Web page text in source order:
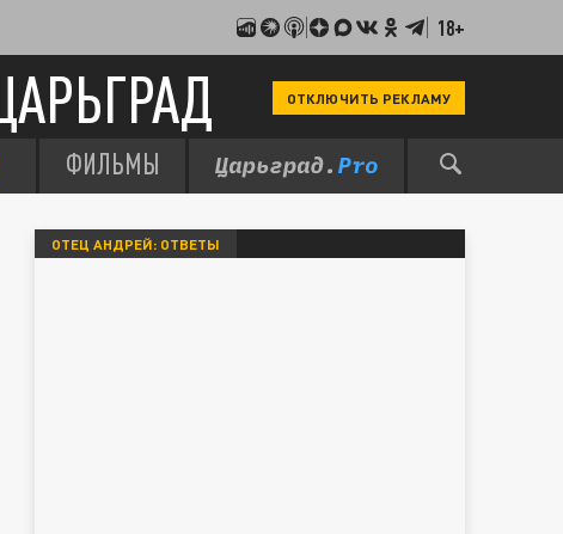
18+
ОТКЛЮЧИТЬ РЕКЛАМУ
ФИЛЬМЫ
ОТЕЦ АНДРЕЙ: ОТВЕТЫ